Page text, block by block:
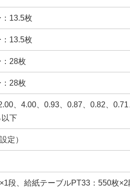
13.5枚
13.5枚
28枚
28枚
、4.00、0.93、0.87、0.82、
下
定）
段、給紙テーブルPT33：550枚